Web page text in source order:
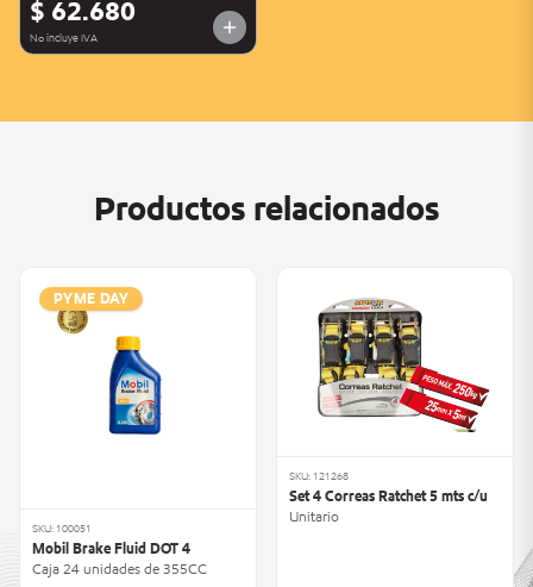
$ 62.680
No incluye IVA
Productos relacionados
PYME DAY
SKU: 100051
Mobil Brake Fluid DOT 4
Caja 24 unidades de 355CC
SKU: 121268
Set 4 Correas Ratchet 5 mts c/u
Unitario